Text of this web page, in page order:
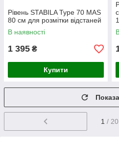
Рівень STABILA Type 70 MAS
80 см для розмітки відстаней
В наявності
1 395 ₴
Купити
1 / 20